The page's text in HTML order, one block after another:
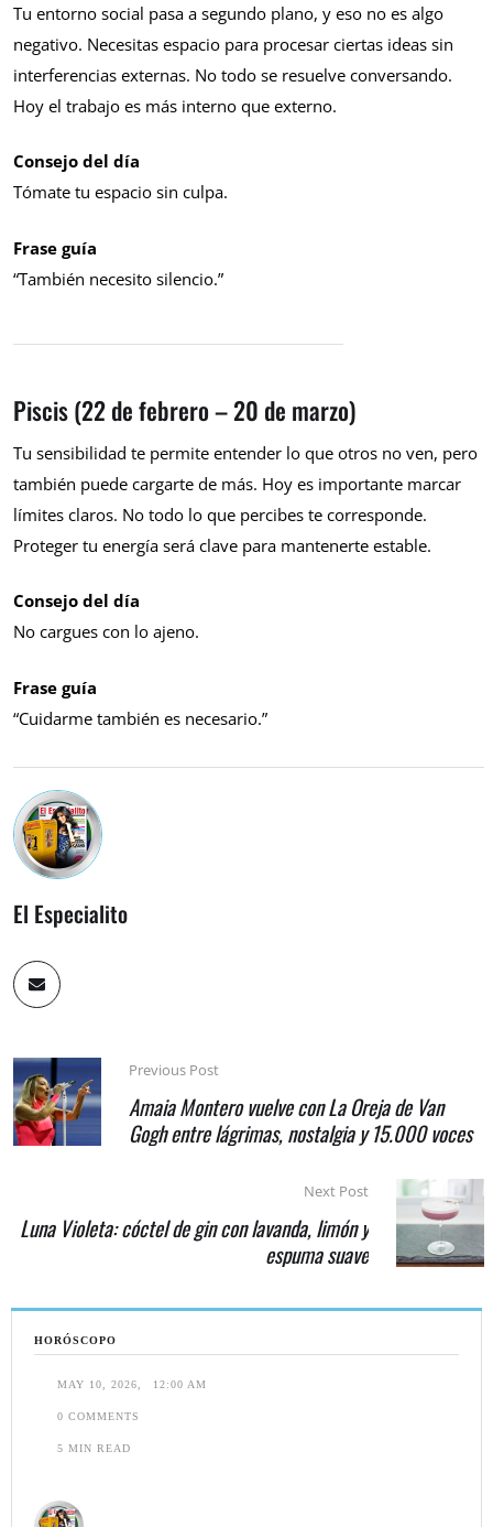
HORÓSCOPO
MAY 10, 2026 12:00 AM
0 COMMENTS
5 MIN READ
Tu entorno social pasa a segundo plano, y eso no es algo
negativo. Necesitas espacio para procesar ciertas ideas sin
interferencias externas. No todo se resuelve conversando.
Hoy el trabajo es más interno que externo.
Consejo del día
Tómate tu espacio sin culpa.
Frase guía
“También necesito silencio.”
Piscis (22 de febrero – 20 de marzo)
Tu sensibilidad te permite entender lo que otros no ven, pero
también puede cargarte de más. Hoy es importante marcar
límites claros. No todo lo que percibes te corresponde.
Proteger tu energía será clave para mantenerte estable.
Consejo del día
No cargues con lo ajeno.
Frase guía
“Cuidarme también es necesario.”
El Especialito
Previous Post
Amaia Montero vuelve con La Oreja de Van
Gogh entre lágrimas, nostalgia y 15.000 voces
Next Post
Luna Violeta: cóctel de gin con lavanda, limón y
espuma suave